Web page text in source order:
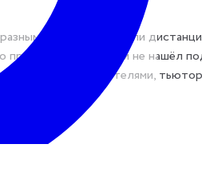
причинам выбрали
просто переехал или не нашёл
с преподавателями,